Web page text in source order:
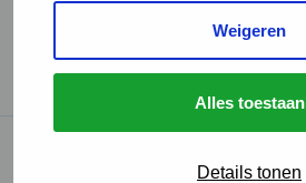
Weigeren
Alles toestaan
Details tonen
GGD Reisvaccinaties